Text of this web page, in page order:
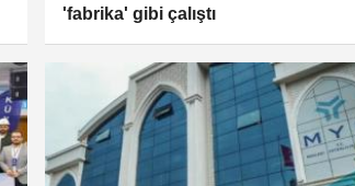
'fabrika' gibi çalıştı